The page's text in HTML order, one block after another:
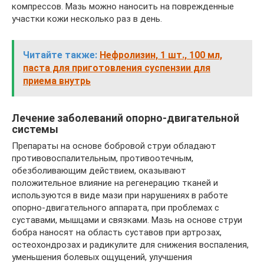
компрессов. Мазь можно наносить на поврежденные
участки кожи несколько раз в день.
Читайте также: Нефролизин, 1 шт., 100 мл,
паста для приготовления суспензии для
приема внутрь
Лечение заболеваний опорно-двигательной
системы
Препараты на основе бобровой струи обладают
противовоспалительным, противоотечным,
обезболивающим действием, оказывают
положительное влияние на регенерацию тканей и
используются в виде мази при нарушениях в работе
опорно-двигательного аппарата, при проблемах с
суставами, мышцами и связками. Мазь на основе струи
бобра наносят на область суставов при артрозах,
остеохондрозах и радикулите для снижения воспаления,
уменьшения болевых ощущений, улучшения